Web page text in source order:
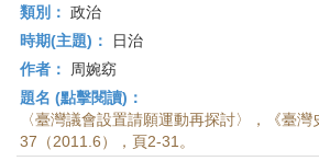
類別： 政治
時期(主題)：
日治
作者：
周婉窈
題名 (點擊閱讀)：
〈臺灣議會設置請願運動再探討〉，《臺灣
37（2011.6），頁2-31。